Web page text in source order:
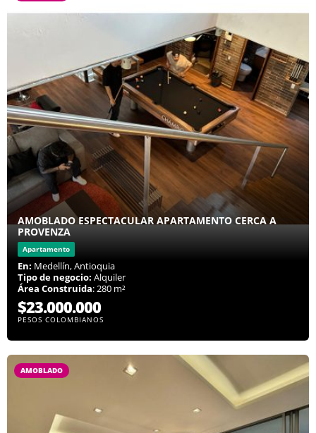
AMOBLADO ESPECTACULAR APARTAMENTO CERCA A
PROVENZA
Apartamento
En: Medellín, Antioquia
Tipo de negocio: Alquiler
Área Construida: 280 m²
$23.000.000
PESOS COLOMBIANOS
AMOBLADO